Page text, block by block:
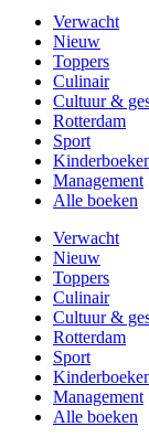
Verwacht
Nieuw
Toppers
Culinair
Cultuur &
Rotterdam
Sport
Management
Alle boeken
Verwacht
Nieuw
Toppers
Culinair
Cultuur &
Rotterdam
Sport
Management
Alle boeken